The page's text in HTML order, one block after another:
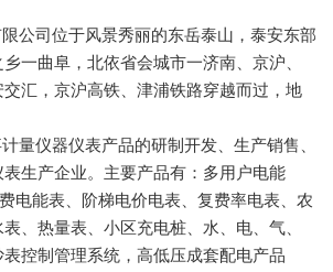
司位于风景秀丽的东岳泰山，泰安东部
一曲阜，北依省会城市一济南、京沪、
汇，京沪高铁、津浦铁路穿越而过，地
仪器仪表产品的研制开发、生产销售、
生产企业。主要产品有：多用户电能
电能表、阶梯电价电表、复费率电表、农
、热量表、小区充电桩、水、电、气、
控制管理系统，高低压成套配电产品